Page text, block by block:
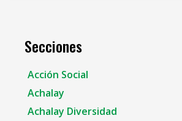
Secciones
Acción Social
Achalay
Achalay Diversidad